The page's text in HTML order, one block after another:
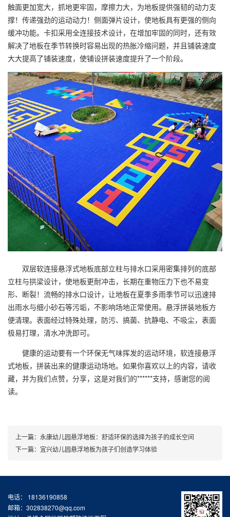
触面更加宽大，抓地更牢固，摩擦力大，为地板提供强韧的动力支
撑！传递强劲的运动动力！侧面弹片设计，使地板具有更强的侧向
缓冲功能。卡扣采用全连接技术设计，在增加牢固的同时，还有效
解决了地板在季节转换时容易出现的热胀冷缩问题，并且铺装速度
大大提高了铺装速度，使铺设拼装速度提升了一个阶段。
双层软连接悬浮式地板底部立柱与排水口采用密集排列的底部
立柱与拱梁设计，使地板更耐冲击，长期在重物压力下也不易变
形、断裂！流畅的排水口设计，让地板在夏季多雨季节可以迅速排
出雨水与细小砂石等污垢，不影响场地正常使用。 悬浮拼装地板方
便清理。表面经过特殊处理，防污、搞菌、抗静电、不吸尘，表面
极易打理，清水冲洗即可。
健康的运动要有一个环保无气味挥发的运动环境，软连接悬浮
式地板，拼装出来的健康运动场地。如果你喜欢以上的内容，请收
藏，并为我们点赞，分享，这是对我们的******支持，感谢您的阅
读。
上一篇： 永康幼儿园悬浮地板：舒适环保的选择为孩子的成长空间
下一篇： 宜兴幼儿园悬浮地板为孩子们创造学习体验
电话： 18136190858
邮箱：302838270@qq.com